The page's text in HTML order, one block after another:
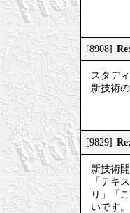
[8908]
スタデ
新技術
[9829]
新技術
「テキ
り」「
いです。